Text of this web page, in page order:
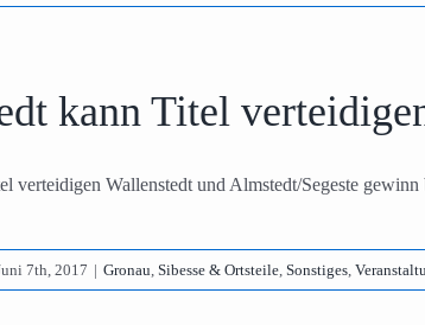
kann Titel
verteidigen Wallenstedt und Almstedt/Segeste
7th, 2017 | Gronau, Sibesse & Ortsteile, Sonstiges,